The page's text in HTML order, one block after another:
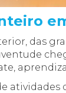
das